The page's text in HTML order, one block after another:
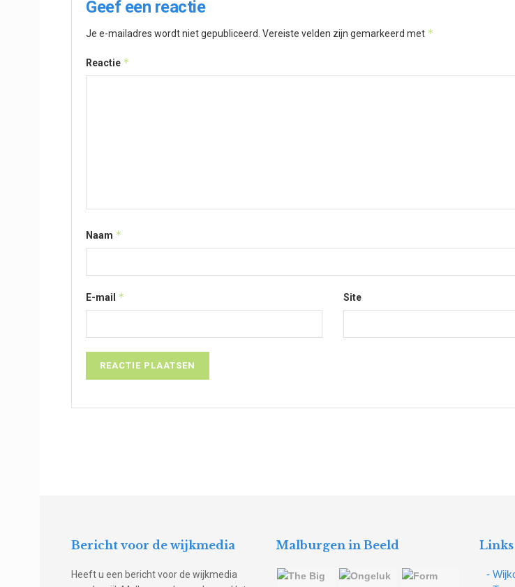
Geef een reactie
Je e-mailadres wordt niet gepubliceerd. Vereiste velden zijn gemarkeerd met *
Reactie *
Naam *
E-mail * Site
Bericht voor de wijkmedia
Heeft u een bericht voor de wijkmedia
Malburgen in Beeld
-